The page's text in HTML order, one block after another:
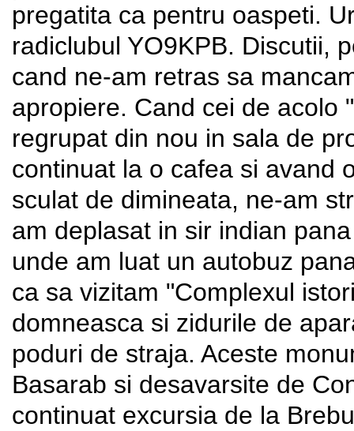
pregatita ca pentru oaspeti.
radiclubul YO9KPB. Discutii,
cand ne-am retras sa
apropiere. Cand cei de acolo
regrupat din nou in sala de
continuat la o cafea si avand
sculat de dimineata, ne-am
am deplasat in sir indian
unde am luat un autobuz
ca sa vizitam "Complexul
domneasca si zidurile de
poduri de straja. Aceste
Basarab si desavarsite de
continuat excursia de la